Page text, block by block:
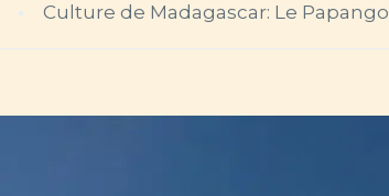
Culture de Madagascar: Le Papango